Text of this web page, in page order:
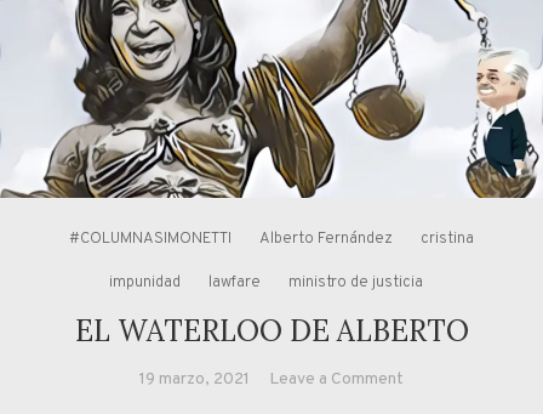
#COLUMNASIMONETTI Alberto Fernández cristina
impunidad lawfare ministro de justicia
EL WATERLOO DE ALBERTO
19 marzo, 2021 Leave a Comment